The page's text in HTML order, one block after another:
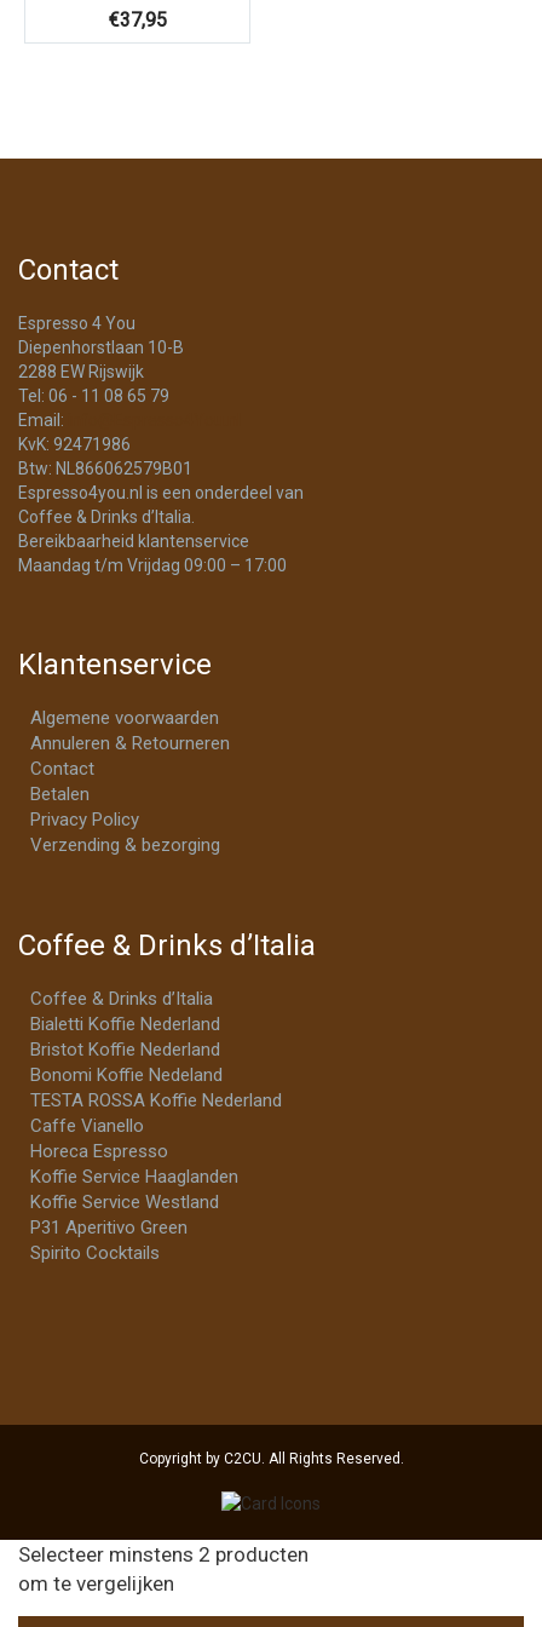
€37,95
Contact
Espresso 4 You
Diepenhorstlaan 10-B
2288 EW Rijswijk
Tel: 06 - 11 08 65 79
Email:
KvK: 92471986
Btw: NL866062579B01
Espresso4you.nl is een onderdeel van
Coffee & Drinks d’Italia.
Bereikbaarheid klantenservice
Maandag t/m Vrijdag 09:00 – 17:00
Klantenservice
Algemene voorwaarden
Annuleren & Retourneren
Contact
Betalen
Privacy Policy
Verzending & bezorging
Coffee & Drinks d’Italia
Coffee & Drinks d’Italia
Bialetti Koffie Nederland
Bristot Koffie Nederland
Bonomi Koffie Nedeland
TESTA ROSSA Koffie Nederland
Caffe Vianello
Horeca Espresso
Koffie Service Haaglanden
Koffie Service Westland
P31 Aperitivo Green
Spirito Cocktails
Copyright by C2CU. All Rights Reserved.
Selecteer minstens 2 producten
om te vergelijken